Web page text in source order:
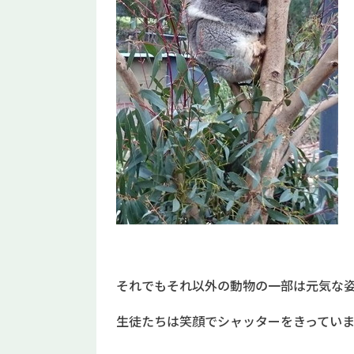
それでもそれ以外の動物の一部は元気な
生徒たちは笑顔でシャッターをきっていま